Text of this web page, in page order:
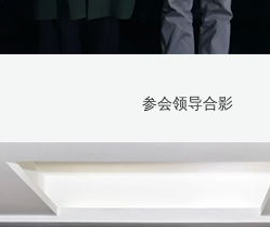
参会领导合影